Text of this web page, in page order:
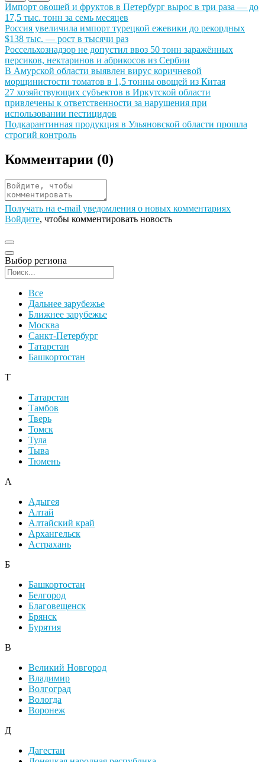
Иллюстрация новости
Импорт овощей и фруктов в Петербург вырос в три раза — до
17,5 тыс. тонн за семь месяцев
Иллюстрация новости
Россия увеличила импорт турецкой ежевики до рекордных
$138 тыс. — рост в тысячи раз
Иллюстрация новости
Россельхознадзор не допустил ввоз 50 тонн заражённых
персиков, нектаринов и абрикосов из Сербии
Иллюстрация новости
В Амурской области выявлен вирус коричневой
морщинистости томатов в 1,5 тонны овощей из Китая
Иллюстрация новости
27 хозяйствующих субъектов в Иркутской области
привлечены к ответственности за нарушения при
использовании пестицидов
Иллюстрация новости
Подкарантинная продукция в Ульяновской области прошла
строгий контроль
Комментарии (0)
Получать на e‑mail уведомления о новых комментариях
Войдите, чтобы комментировать новость
Выбор региона
Все
Дальнее зарубежье
Ближнее зарубежье
Москва
Санкт-Петербург
Татарстан
Башкортостан
Т
Татарстан
Тамбов
Тверь
Томск
Тула
Тыва
Тюмень
А
Адыгея
Алтай
Алтайский край
Архангельск
Астрахань
Б
Башкортостан
Белгород
Благовещенск
Брянск
Бурятия
В
Великий Новгород
Владимир
Волгоград
Вологда
Воронеж
Д
Дагестан